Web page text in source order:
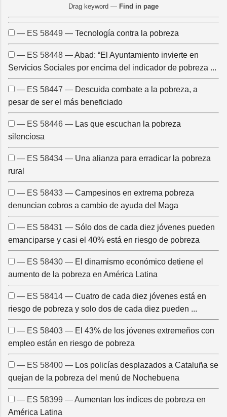
Drag keyword — Find in page
— ES 58449 — Tecnología contra la pobreza
— ES 58448 —Abad: “El Ayuntamiento invierte en
Servicios Sociales por encima del indicador de pobreza ...
— ES 58447 — Descuida combate a la pobreza, a
pesar de ser el más beneficiado
— ES 58446 — Las que escuchan la pobreza
silenciosa
— ES 58434 — Una alianza para erradicar la pobreza
rural
— ES 58433 — Campesinos en extrema pobreza
denuncian cobros a cambio de ayuda del Maga
— ES 58431 — Sólo dos de cada diez jóvenes pueden
emanciparse y casi el 40% está en riesgo de pobreza
— ES 58430 — El dinamismo económico detiene el
aumento de la pobreza en América Latina
— ES 58414 — Cuatro de cada diez jóvenes está en
riesgo de pobreza y solo dos de cada diez pueden ...
— ES 58403 — El 43% de los jóvenes extremeños con
empleo están en riesgo de pobreza
— ES 58400 — Los policías desplazados a Cataluña se
quejan de la pobreza del menú de Nochebuena
— ES 58399 —Aumentan los índices de pobreza en
América Latina